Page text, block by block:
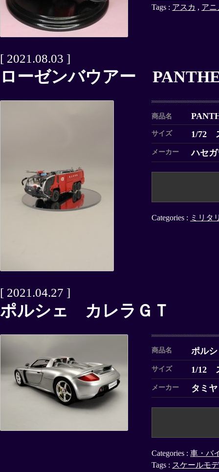
Tags : アスカ , アニ
[ 2021.08.03 ]
ローゼンバウアー
商品名
サイズ 1/72
メーカー ハセ
Categories : ミリタ
[ 2021.04.27 ]
ポルシェ カレラＧＴ
商品名 ポル
サイズ 1/12
メーカー タミヤ
Categories : 車・バ
Tags : スケールモ